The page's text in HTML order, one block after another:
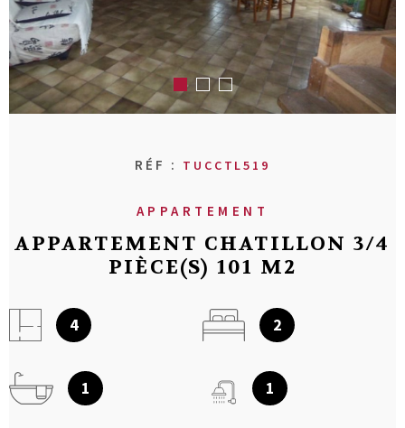
AVIS CLIENT
MON
RÉF : TUCCTL519
APPARTEMENT
APPARTEMENT CHATILLON 3/4
PIÈCE(S) 101 M2
4 2
1 1
RECHERCHER